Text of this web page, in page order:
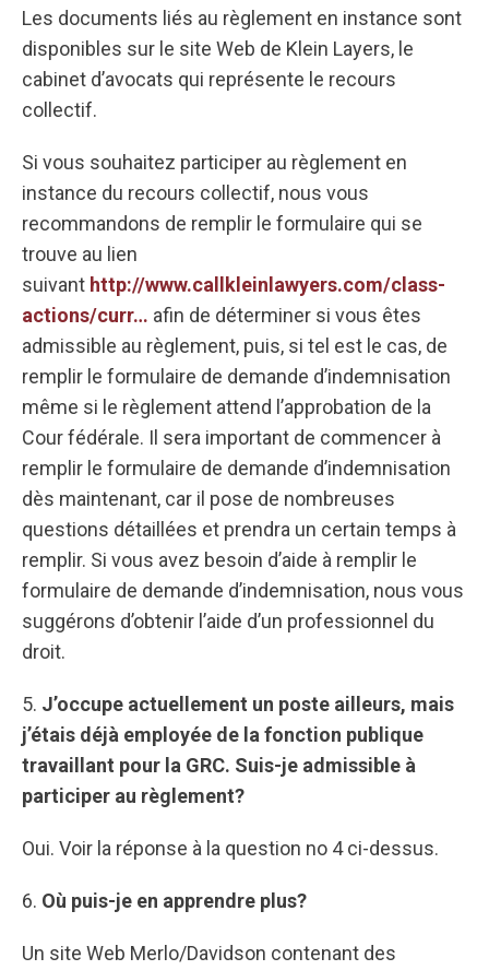
Les documents liés au règlement en instance sont
disponibles sur le site Web de Klein Layers, le
cabinet d’avocats qui représente le recours
collectif.
Si vous souhaitez participer au règlement en
instance du recours collectif, nous vous
recommandons de remplir le formulaire qui se
trouve au lien
suivant http://www.callkleinlawyers.com/class-
actions/curr… afin de déterminer si vous êtes
admissible au règlement, puis, si tel est le cas, de
remplir le formulaire de demande d’indemnisation
même si le règlement attend l’approbation de la
Cour fédérale. Il sera important de commencer à
remplir le formulaire de demande d’indemnisation
dès maintenant, car il pose de nombreuses
questions détaillées et prendra un certain temps à
remplir. Si vous avez besoin d’aide à remplir le
formulaire de demande d’indemnisation, nous vous
suggérons d’obtenir l’aide d’un professionnel du
droit.
5. J’occupe actuellement un poste ailleurs, mais
j’étais déjà employée de la fonction publique
travaillant pour la GRC. Suis-je admissible à
participer au règlement?
Oui. Voir la réponse à la question no 4 ci-dessus.
6. Où puis-je en apprendre plus?
Un site Web Merlo/Davidson contenant des